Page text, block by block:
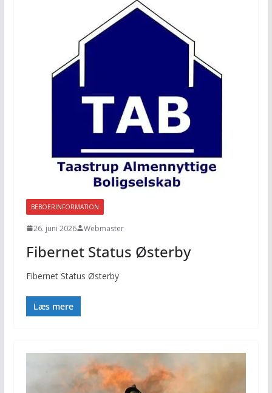
BEBOERINFORMATION
26. juni 2026 Webmaster
Fibernet Status Østerby
Fibernet Status Østerby
Læs mere